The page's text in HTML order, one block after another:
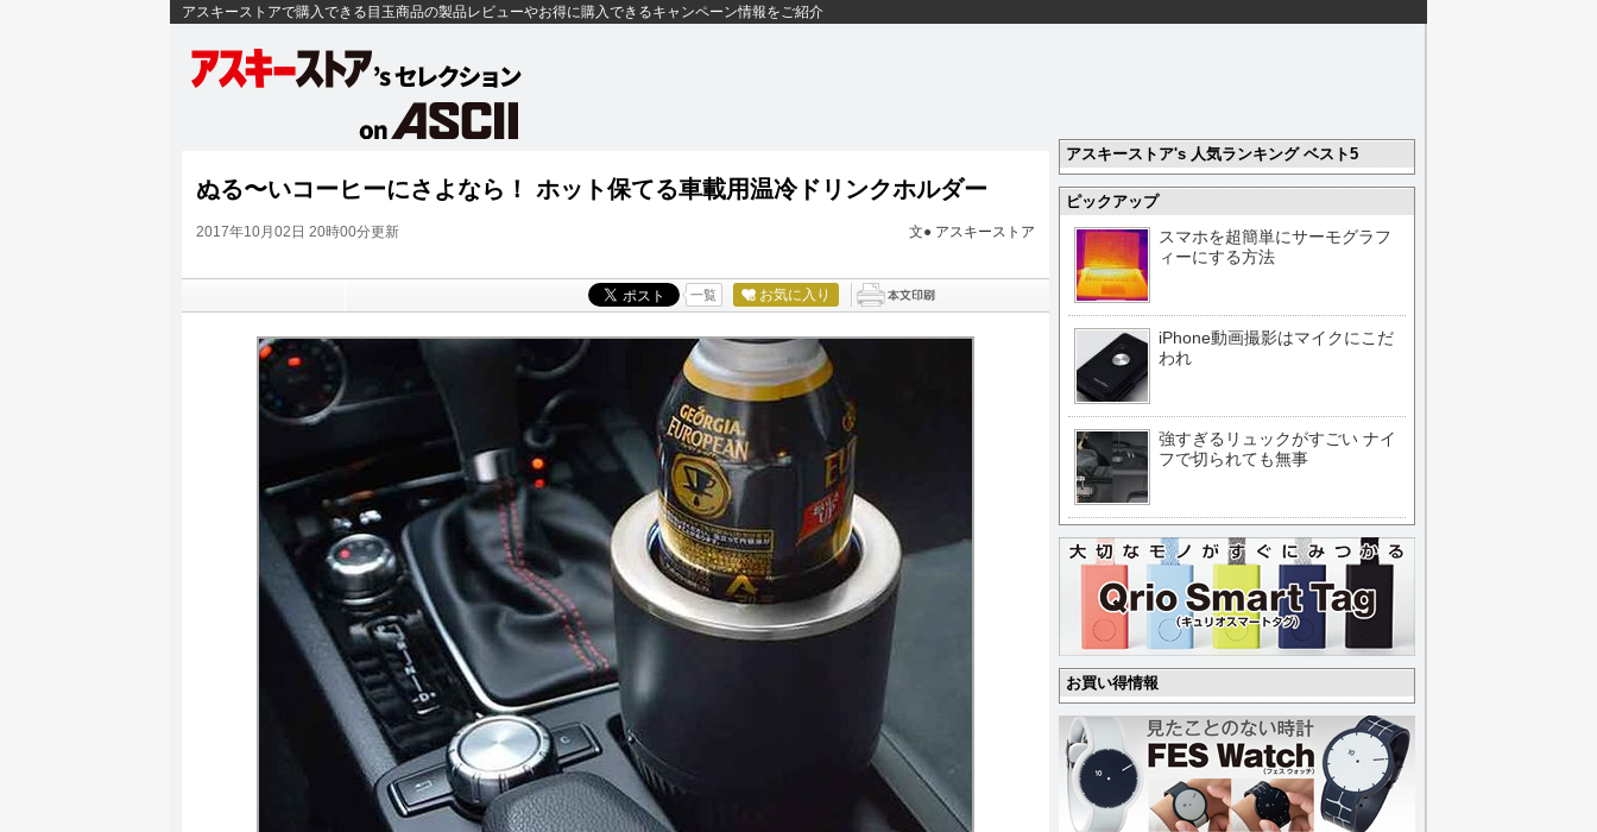
アスキーストアで購入できる目玉商品の製品レビューやお得に購入できるキャンペーン情報をご紹介
ぬる〜いコーヒーにさよなら！ ホット保てる車載用温冷ドリンクホルダー
2017年10月02日 20時00分更新 文● アスキーストア
一覧 お気に入り
アスキーストア's 人気ランキング ベスト5
ピックアップ
スマホを超簡単にサーモグラフ
ィーにする方法
iPhone動画撮影はマイクにこだ
われ
強すぎるリュックがすごい ナイ
フで切られても無事
お買い得情報